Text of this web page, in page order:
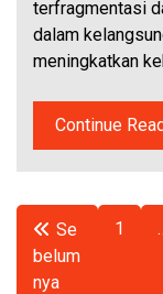
terfragmentasi
dalam
meningkatkan
Continue
Paginasi
pos
Se
belum
nya
1